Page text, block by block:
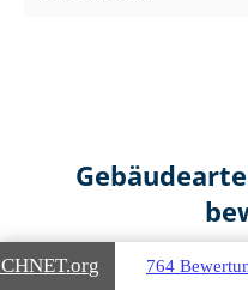
.org 764